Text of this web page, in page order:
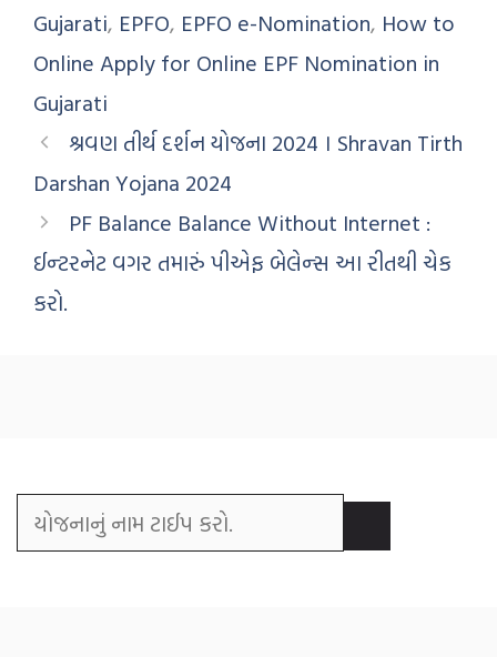
Gujarati, EPFO, EPFO e-Nomination, How to
Online Apply for Online EPF Nomination in
Gujarati
શ્રવણ તીર્થ દર્શન યોજના 2024 । Shravan Tirth
Darshan Yojana 2024
PF Balance Balance Without Internet :
ઈન્‍ટરનેટ વગર તમારું પીએફ બેલેન્‍સ આ રીતથી ચેક
કરો.